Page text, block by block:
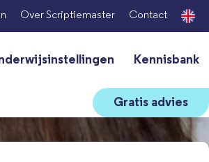
Over Scriptiemaster Contact
Kennisbank
Gratis advies